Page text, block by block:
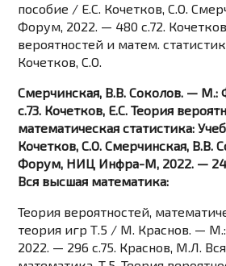
пособие / Е.С. Кочетков, С.О.
Форум, 2022. — 480 c.72.
вероятностей и матем.
Кочетков, С.О.
Смерчинская, В.В. Соколов. — М.:
c.73. Кочетков, Е.С. Теория
математическая статистика:
Кочетков, С.О. Смерчинская, В.В.
Форум, НИЦ Инфра-М, 2022. —
Вся высшая математика:
Теория вероятностей,
теория игр Т.5 / М. Краснов. —
2022. — 296 c.75. Краснов, М.Л.